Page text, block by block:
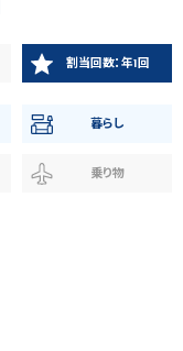
割当回数：年1回
暮らし
乗り物